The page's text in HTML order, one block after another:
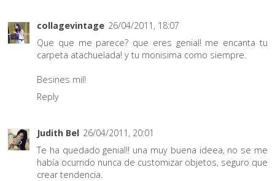
collagevintage 26/04/2011, 18:07
Que que me parece? que eres genial! me encanta tu
carpeta atachuelada! y tu monisima como siempre.
Besines mil!
Reply
Judith Bel 26/04/2011, 20:01
Te ha quedado genial!! una muy buena ideea, no se me
había ocurrido nunca de customizar objetos, seguro que
crear tendencia.